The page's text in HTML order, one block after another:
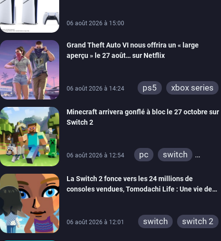
06 août 2026 à 15:00
Grand Theft Auto VI nous offrira un « large
aperçu » le 27 août… sur Netflix
06 août 2026 à 14:24 ps5 xbox series
Minecraft arrivera gonflé à bloc le 27 octobre sur
Switch 2
06 août 2026 à 12:54 pc
switch
xbox one
wiiu
3ds
ps3
switch 2
La Switch 2 fonce vers les 24 millions de
consoles vendues, Tomodachi Life : Une vie de
06 août 2026 à 12:01 switch switch 2